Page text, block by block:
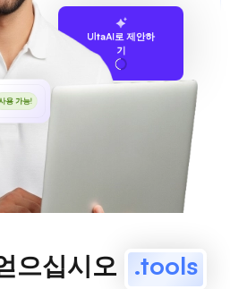
UltaAI로 제안하
기
용 가능!
으십시오 .tools